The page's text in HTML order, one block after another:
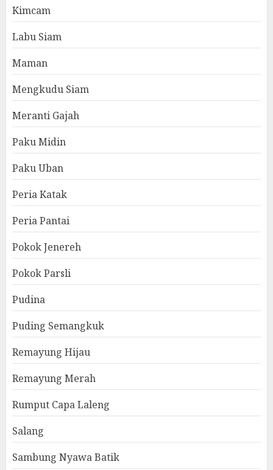
Kimcam
Labu Siam
Maman
Mengkudu Siam
Meranti Gajah
Paku Midin
Paku Uban
Peria Katak
Peria Pantai
Pokok Jenereh
Pokok Parsli
Pudina
Puding Semangkuk
Remayung Hijau
Remayung Merah
Rumput Capa Laleng
Salang
Sambung Nyawa Batik